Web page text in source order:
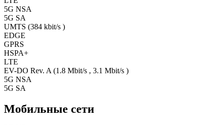
5G NSA
5G SA
UMTS (384 kbit/s )
EDGE
GPRS
HSPA+
LTE
EV-DO Rev. A (1.8 Mbit/s , 3.1 Mbit/s )
5G NSA
5G SA
Мобильные сети